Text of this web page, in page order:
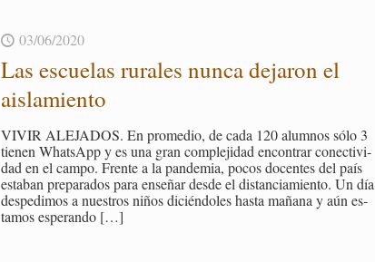
03/06/2020
Las es­cue­las ru­ra­les nunca de­ja­ron el
ais­la­mien­to
VIVIR ALE­JA­DOS. En pro­me­dio, de cada 120 alum­nos sólo 3
tie­nen What­sApp y es una gran com­ple­ji­dad en­con­trar co­nec­ti­vi­
dad en el campo. Fren­te a la pan­de­mia, pocos do­cen­tes del país
es­ta­ban pre­pa­ra­dos para en­se­ñar desde el dis­tan­cia­mien­to. Un día
des­pe­di­mos a nues­tros niños di­cién­do­les hasta ma­ña­na y aún es­
ta­mos es­pe­ran­do[…]